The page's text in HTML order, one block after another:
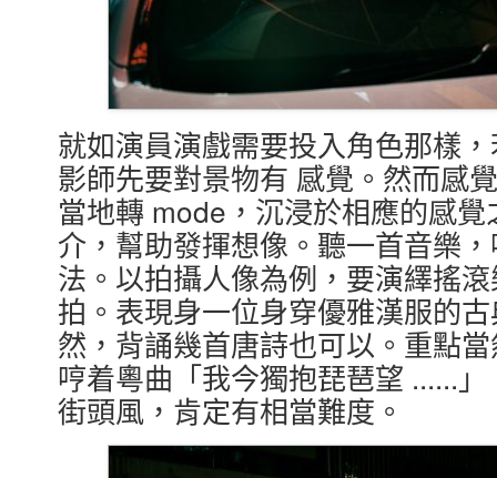
就如演員演戲需要投入角色那樣
影師先要對景物有 感覺。然而感
當地轉 mode，沉浸於相應的感
介，幫助發揮想像。聽一首音樂
法。以拍攝人像為例，要演繹搖
拍。表現身一位身穿優雅漢服的
然，背誦幾首唐詩也可以。重點
哼着粵曲「我今獨抱琵琶望 ......
街頭風，肯定有相當難度。